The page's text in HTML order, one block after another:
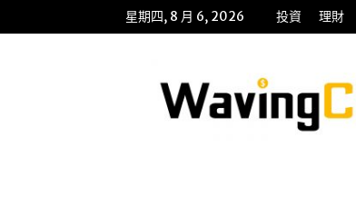
星期四, 8 月 6, 2026 投資 理財
招
財
貓